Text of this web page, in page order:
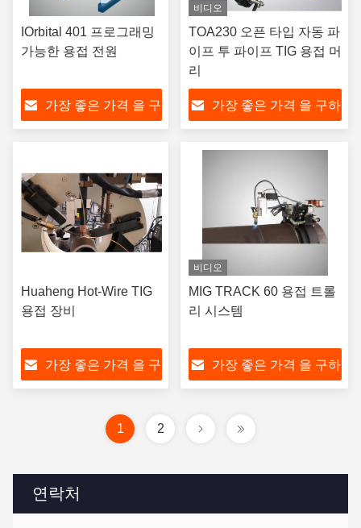
연락처
IOrbital 401 프로그래밍
가능한 용접 전원
가장 좋은 가격 을 구
비디오
TOA230 오픈 타입 자동 파
이프 투 파이프 TIG 용접 머
리
가장 좋은 가격 을 구하
Huaheng Hot-Wire TIG
용접 장비
가장 좋은 가격 을 구
비디오
MIG TRACK 60 용접 트롤
리 시스템
가장 좋은 가격 을 구하
1 2